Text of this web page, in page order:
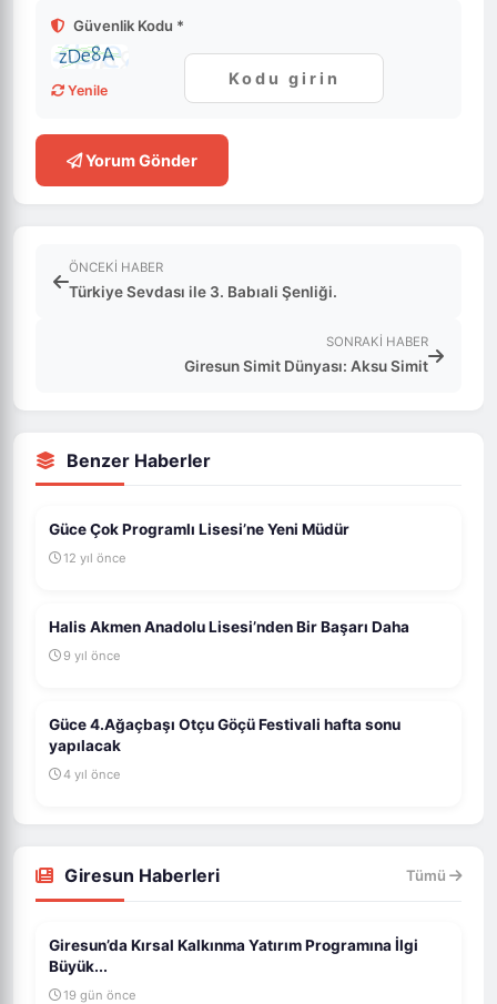
Güvenlik Kodu *
Yenile
Yorum Gönder
ÖNCEKI HABER
Türkiye Sevdası ile 3. Babıali Şenliği.
SONRAKI HABER
Giresun Simit Dünyası: Aksu Simit
Benzer Haberler
Güce Çok Programlı Lisesi’ne Yeni Müdür
12 yıl önce
Halis Akmen Anadolu Lisesi’nden Bir Başarı Daha
9 yıl önce
Güce 4.Ağaçbaşı Otçu Göçü Festivali hafta sonu
yapılacak
4 yıl önce
Giresun Haberleri Tümü
Giresun’da Kırsal Kalkınma Yatırım Programına İlgi
Büyük...
19 gün önce